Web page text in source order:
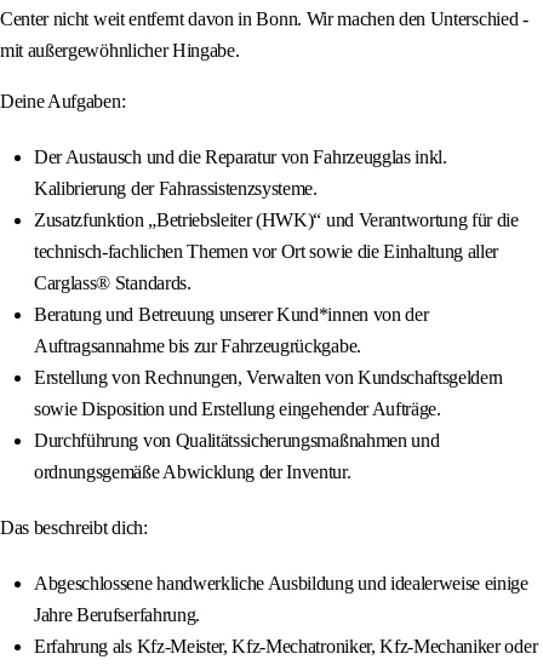
Center nicht weit entfernt davon in Bonn. Wir machen den Unterschied -
mit außergewöhnlicher Hingabe.
Deine Aufgaben:
Der Austausch und die Reparatur von Fahrzeugglas inkl.
Kalibrierung der Fahrassistenzsysteme.
Zusatzfunktion „Betriebsleiter (HWK)“ und Verantwortung für die
technisch-fachlichen Themen vor Ort sowie die Einhaltung aller
Carglass® Standards.
Beratung und Betreuung unserer Kund*innen von der
Auftragsannahme bis zur Fahrzeugrückgabe.
Erstellung von Rechnungen, Verwalten von Kundschaftsgeldern
sowie Disposition und Erstellung eingehender Aufträge.
Durchführung von Qualitätssicherungsmaßnahmen und
ordnungsgemäße Abwicklung der Inventur.
Das beschreibt dich:
Abgeschlossene handwerkliche Ausbildung und idealerweise einige
Jahre Berufserfahrung.
Erfahrung als Kfz-Meister, Kfz-Mechatroniker, Kfz-Mechaniker oder